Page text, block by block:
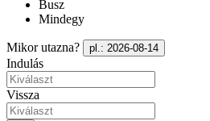
Busz
Mindegy
Mikor utazna? pl.: 2026-08-14
Indulás
Vissza